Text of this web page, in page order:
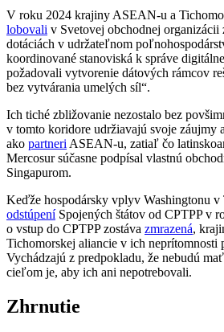
V roku 2024 krajiny ASEAN-u a
lobovali v Svetovej obchodnej
dotáciách v udržateľnom
koordinované stanoviská k správe
požadovali vytvorenie dátových rámcov
bez vytvárania umelých síl“.
Ich tiché zbližovanie nezostalo bez
v tomto koridore udržiavajú svoje záujmy
ako partneri ASEAN-u, zatiaľ čo
Mercosur súčasne podpísal vlastnú
Singapurom.
Keďže hospodársky vplyv Washingtonu v
odstúpeníSpojených štátov od CPTPP v
o vstup do CPTPP zostáva zmrazená,
Tichomorskej aliancie v ich neprítomnosti
Vychádzajú z predpokladu, že nebudú
cieľom je, aby ich ani nepotrebovali.
Zhrnutie